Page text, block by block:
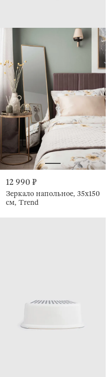
12 990 ₽
Зеркало напольное, 35х150
см, Trend